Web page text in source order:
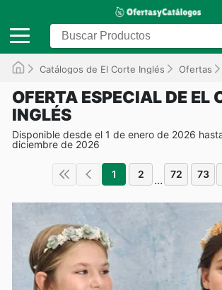
Catálogos de El Corte Inglés Ofertas
OFERTA ESPECIAL DE EL
INGLÉS
Disponible desde el 1 de enero de 2026
diciembre de 2026
1 2 ... 72 73